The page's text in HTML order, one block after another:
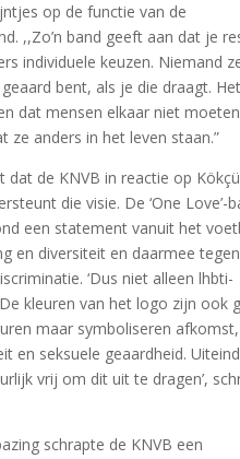
op de functie van de
,,Zo’n band geeft aan dat je
individuele keuzen. Niemand
bent, als je die draagt.
dat mensen elkaar niet moeten
ze anders in het leven staan.”
dat de KNVB in reactie op Kökçü
die visie. De ‘One Love’-
een statement vanuit het
en diversiteit en daarmee
‘Dus niet alleen lhbti-
kleuren van het logo zijn ook
maar symboliseren
en seksuele geaardheid.
vrij om dit uit te dragen’,
schrapte de KNVB een